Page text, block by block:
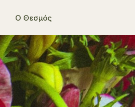
Ο Θεσμός